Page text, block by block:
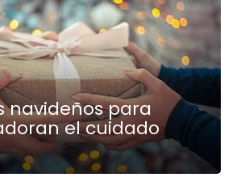
navideños para
el cuidado